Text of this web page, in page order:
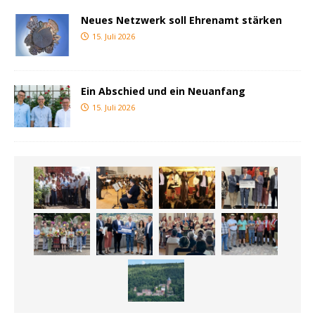
Neues Netzwerk soll Ehrenamt stärken
15. Juli 2026
Ein Abschied und ein Neuanfang
15. Juli 2026